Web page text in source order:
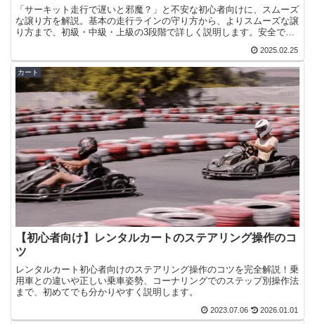
「サーキット走行で遅いと邪魔？」と不安な初心者向けに、スムーズ
な譲り方を解説。基本の走行ラインの守り方から、よりスムーズな譲
り方まで、初級・中級・上級の3段階で詳しく説明します。安全で楽
2025.02.25
カート
【初心者向け】レンタルカートのステアリング操作のコ
ツ
レンタルカート初心者向けのステアリング操作のコツを完全解説！乗
用車との違いや正しい乗車姿勢、コーナリングでのステップ別操作法
まで、初めてでも分かりやすく説明します。
2023.07.06 2026.01.01